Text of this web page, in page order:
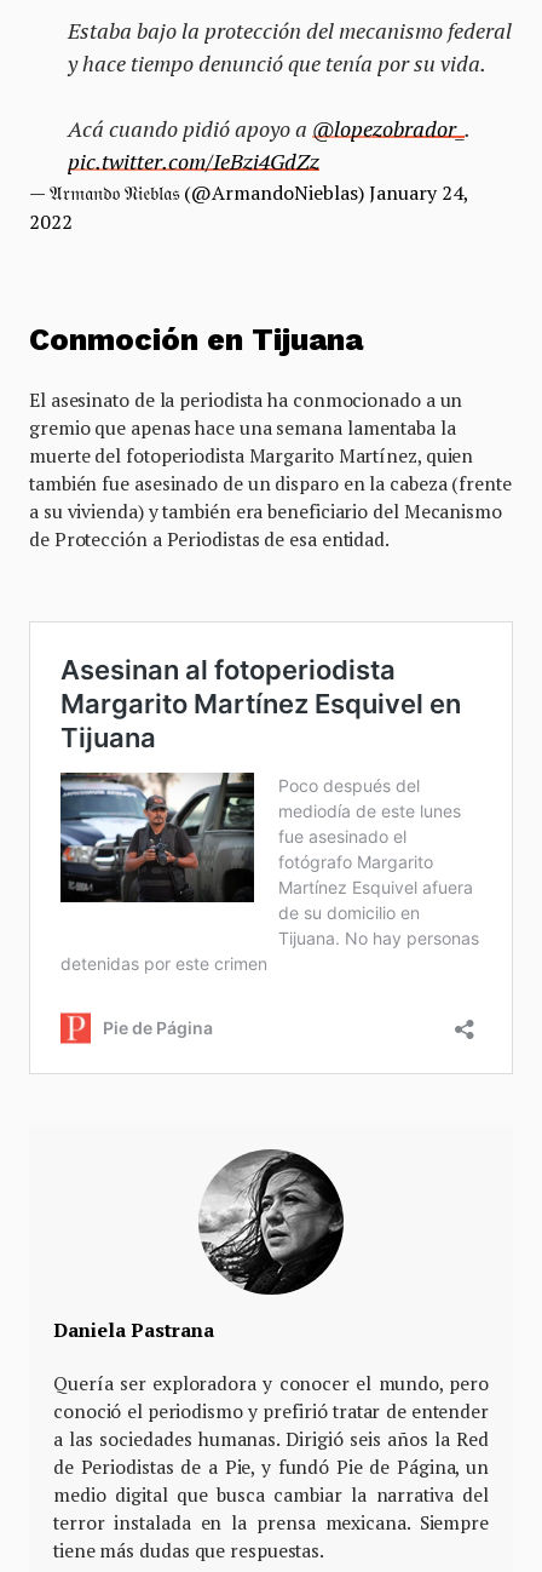
Estaba bajo la protección del mecanismo federal
y hace tiempo denunció que tenía por su vida.
Acá cuando pidió apoyo a @lopezobrador_ .
pic.twitter.com/IeBzi4GdZz
— 𝔄𝔯𝔪𝔞𝔫𝔡𝔬 𝔑𝔦𝔢𝔟𝔩𝔞𝔰 (@ArmandoNieblas)January 24,
2022
Conmoción en Tijuana
El asesinato de la periodista ha conmocionado a un
gremio que apenas hace una semana lamentaba la
muerte del fotoperiodista Margarito Martínez, quien
también fue asesinado de un disparo en la cabeza (frente
a su vivienda) y también era beneficiario del Mecanismo
de Protección a Periodistas de esa entidad.
Daniela Pastrana
Quería ser exploradora y conocer el mundo, pero
conoció el periodismo y prefirió tratar de entender
a las sociedades humanas. Dirigió seis años la Red
de Periodistas de a Pie, y fundó Pie de Página, un
medio digital que busca cambiar la narrativa del
terror instalada en la prensa mexicana. Siempre
tiene más dudas que respuestas.